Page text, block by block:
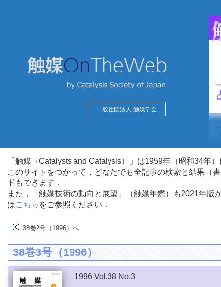
一般社団法人 触媒学会
「触媒（Catalysts and Catalysis）」は1959年（昭和34年
このサイトをつかって，どなたでも全記事の検索と結果（
ドもできます．
また，「触媒技術の動向と展望」（触媒年鑑）も2021年
はこちら をご参照ください．
38巻2号（1996）へ
38巻3号（1996）
1996 Vol.38 No.3